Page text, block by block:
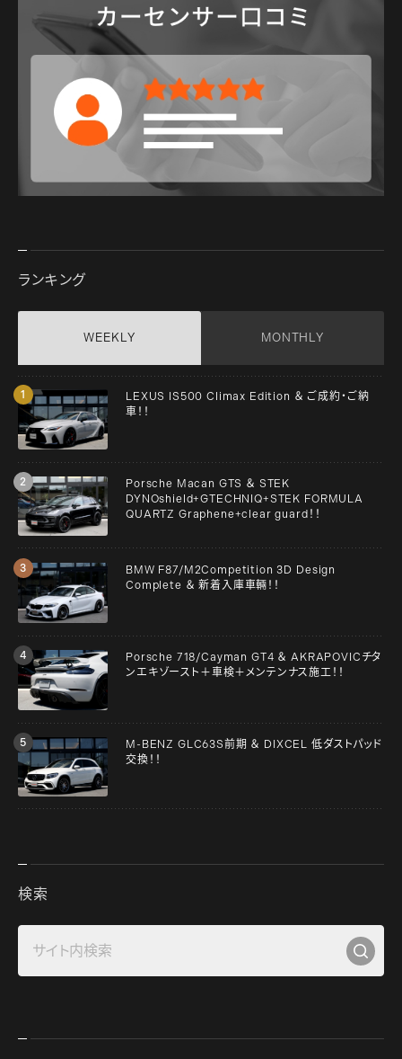
ランキング
WEEKLY MONTHLY
LEXUS IS500 Climax Edition ＆ ご成約・ご納
車！！
Porsche Macan GTS ＆ STEK
DYNOshield+GTECHNIQ+STEK FORMULA
QUARTZ Graphene+clear guard！！
BMW F87/M2Competition 3D Design
Complete ＆ 新着入庫車輛！！
Porsche 718/Cayman GT4 ＆ AKRAPOVICチタ
ンエキゾースト＋車検＋メンテンナス施工！！
M-BENZ GLC63S前期 ＆ DIXCEL 低ダストパッド
交換！！
検索